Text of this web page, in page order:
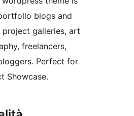
blogs and
galleries, art
freelancers,
Perfect for
Showcase.